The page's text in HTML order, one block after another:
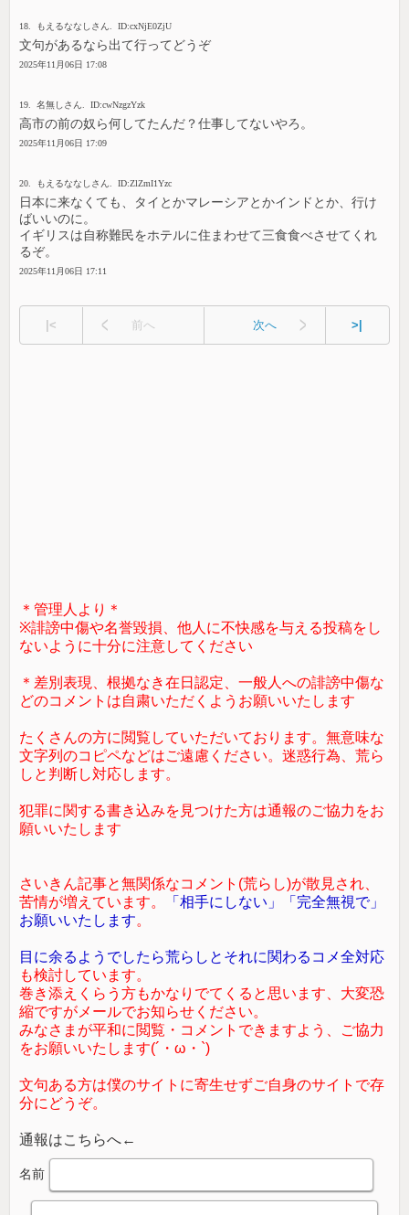
18. もえるななしさん. ID:cxNjE0ZjU
文句があるなら出て行ってどうぞ
2025年11月06日 17:08
19. 名無しさん. ID:cwNzgzYzk
高市の前の奴ら何してたんだ？仕事してないやろ。
2025年11月06日 17:09
20. もえるななしさん. ID:ZlZmI1Yzc
日本に来なくても、タイとかマレーシアとかインドとか、行け
ばいいのに。
イギリスは自称難民をホテルに住まわせて三食食べさせてくれ
るぞ。
2025年11月06日 17:11
|< 前へ 次へ >|
＊管理人より＊
※誹謗中傷や名誉毀損、他人に不快感を与える投稿をし
ないように十分に注意してください
＊差別表現、根拠なき在日認定、一般人への誹謗中傷な
どのコメントは自粛いただくようお願いいたします
たくさんの方に閲覧していただいております。無意味な
文字列のコピペなどはご遠慮ください。迷惑行為、荒ら
しと判断し対応します。
犯罪に関する書き込みを見つけた方は通報のご協力をお
願いいたします
さいきん記事と無関係なコメント(荒らし)が散見され、
苦情が増えています。
「相手にしない」「完全無視で」
お願いいたします。
目に余るようでしたら荒らしとそれに関わるコメ全対応
も検討しています。
巻き添えくらう方もかなりでてくると思います、大変恐
縮ですがメールでお知らせください。
みなさまが平和に閲覧・コメントできますよう、ご協力
をお願いいたします(´・ω・`)
文句ある方は僕のサイトに寄生せずご自身のサイトで存
分にどうぞ。
通報はこちらへ←
名前